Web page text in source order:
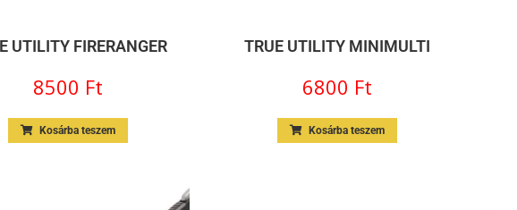
UTILITY FIRERANGER
8500 Ft
Kosárba teszem
TRUE UTILITY MINIMULTI
6800 Ft
Kosárba teszem